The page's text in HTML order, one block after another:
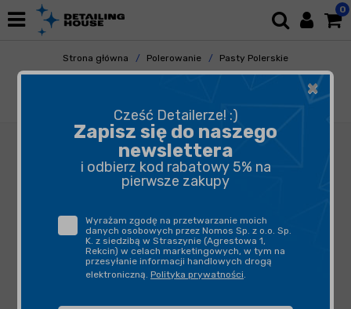
0
Strona główna Polerowanie
Pasty Polerskie
Pasty Finishowe
×
Cześć Detailerze! :)
Zapisz się do naszego
newslettera
i odbierz kod rabatowy 5% na
pierwsze zakupy
Wyrażam zgodę na przetwarzanie moich
danych osobowych przez Nomos Sp. z o.o. Sp.
K. z siedzibą w Straszynie (Agrestowa 1,
Rekcin) w celach marketingowych, w tym na
przesyłanie informacji handlowych drogą
elektroniczną. Polityka prywatności.